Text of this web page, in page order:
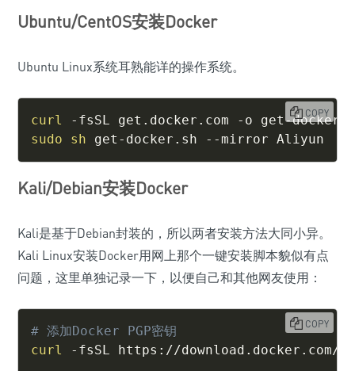
Ubuntu/CentOS安装Docker
Ubuntu Linux系统耳熟能详的操作系统。
curl
sudo
sh get-docker.sh --mirror Aliyun
COPY
Kali/Debian安装Docker
Kali是基于Debian封装的，所以两者安装方法大同小异。
Kali Linux安装Docker用网上那个一键安装脚本貌似有点
问题，这里单独记录一下，以便自己和其他网友使用：
# 添加Docker PGP密钥
curl
-fsSL https://download.docker.com/
COPY